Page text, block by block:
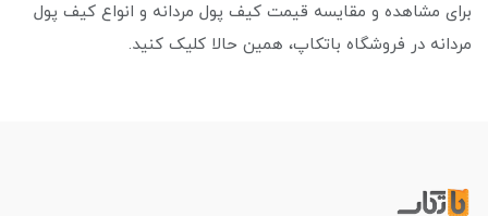
برای مشاهده و مقایسه قیمت کیف پول مردانه و انواع کیف پول
مردانه در فروشگاه باتکاپ، همین حالا کلیک کنید.